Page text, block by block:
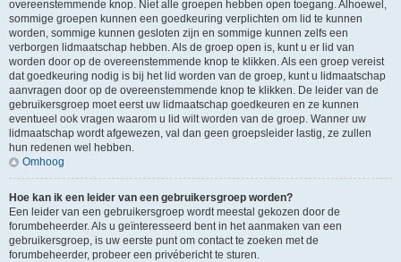
overeenstemmende knop. Niet alle groepen hebben open toegang. Alhoewel,
sommige groepen kunnen een goedkeuring verplichten om lid te kunnen
worden, sommige kunnen gesloten zijn en sommige kunnen zelfs een
verborgen lidmaatschap hebben. Als de groep open is, kunt u er lid van
worden door op de overeenstemmende knop te klikken. Als een groep vereist
dat goedkeuring nodig is bij het lid worden van de groep, kunt u lidmaatschap
aanvragen door op de overeenstemmende knop te klikken. De leider van de
gebruikersgroep moet eerst uw lidmaatschap goedkeuren en ze kunnen
eventueel ook vragen waarom u lid wilt worden van de groep. Wanner uw
lidmaatschap wordt afgewezen, val dan geen groepsleider lastig, ze zullen
hun redenen wel hebben.
Omhoog
Hoe kan ik een leider van een gebruikersgroep worden?
Een leider van een gebruikersgroep wordt meestal gekozen door de
forumbeheerder. Als u geïnteresseerd bent in het aanmaken van een
gebruikersgroep, is uw eerste punt om contact te zoeken met de
forumbeheerder, probeer een privébericht te sturen.